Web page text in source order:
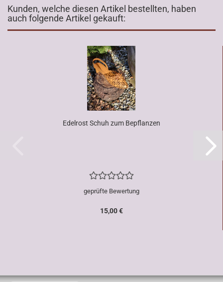
Kunden, welche diesen Artikel bestellten, haben
auch folgende Artikel gekauft:
Edelrost Schuh zum Bepflanzen
geprüfte Bewertung
15,00 €